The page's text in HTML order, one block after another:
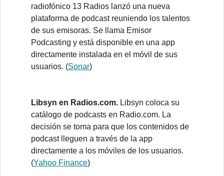
radiofónico 13 Radios lanzó una nueva
plataforma de podcast reuniendo los talentos
de sus emisoras. Se llama Emisor
Podcasting y está disponible en una app
directamente instalada en el móvil de sus
usuarios. (Sonar)
Libsyn en Radios.com. Libsyn coloca su
catálogo de podcasts en Radio.com. La
decisión se toma para que los contenidos de
podcast lleguen a través de la app
directamente a los móviles de los usuarios.
(Yahoo Finance)